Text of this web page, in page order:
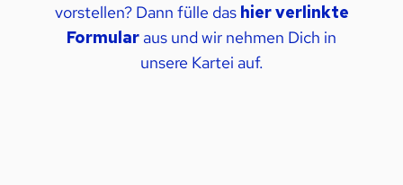
vorstellen? Dann fülle das hier verlinkte
Formular aus und wir nehmen Dich in
unsere Kartei auf.